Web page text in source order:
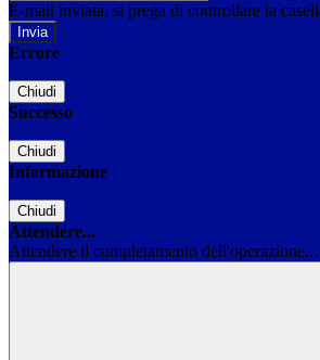
E-mail inviata, si prega di controllare la
Errore
Chiudi
Successo
Chiudi
Informazione
Chiudi
Attendere...
Attendere il completamento dell'operazione...